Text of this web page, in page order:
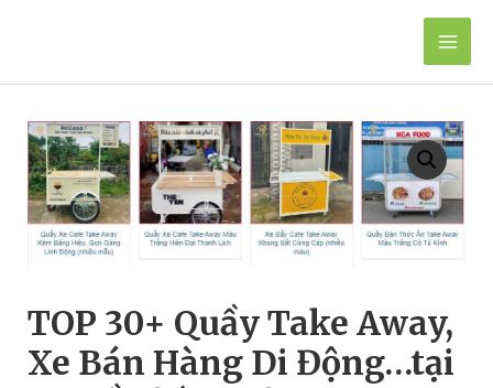
Main
TOP 30+ Quầy Take Away,
Xe Bán Hàng Di Động…tại